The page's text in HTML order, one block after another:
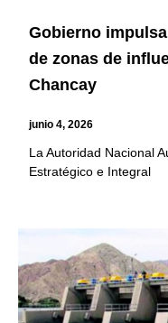
Gobierno
de zonas de
Chancay
junio 4, 2026
La Autoridad Nacional
Estratégico e Integral